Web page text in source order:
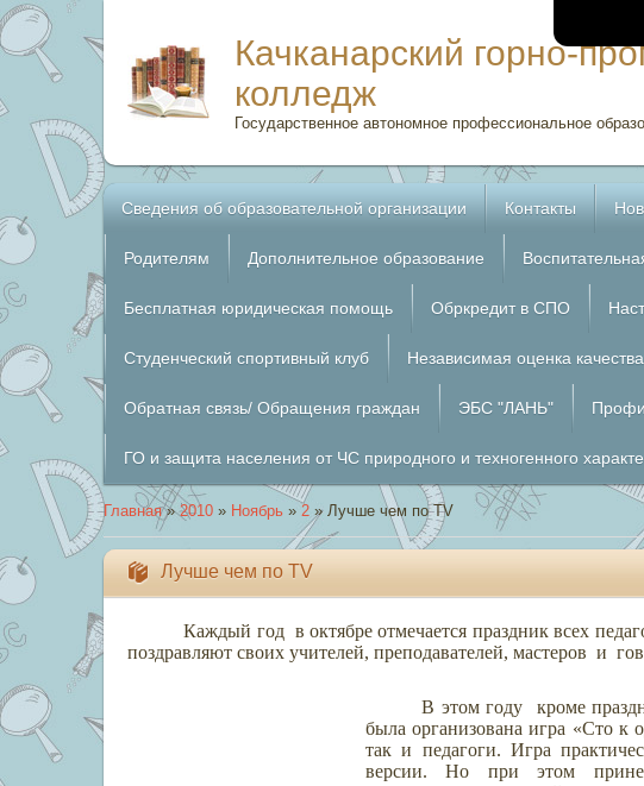
Качканарский горно-
колледж
Государственное автономное профессиональное
Сведения об образовательной организации Контакты
Родителям Дополнительное образование
Бесплатная юридическая помощь Обркредит в СПО
Студенческий спортивный клуб Независимая оценка
Обратная связь/ Обращения граждан ЭБС "ЛАНЬ"
ГО и защита населения от ЧС природного и техногенного
Главная » 2010 » Ноябрь » 2 » Лучше чем по ТV
Лучше чем по ТV
Каждый год в октябре отмечается праздник всех
поздравляют своих учителей, преподавателей, мастеров и
В этом году кроме
была организована игра «Сто к
так и педагоги. Игра
версии. Но при этом